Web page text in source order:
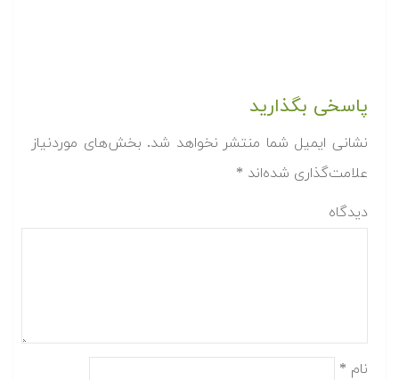
پاسخی بگذارید
نشانی ایمیل شما منتشر نخواهد شد. بخش‌های موردنیاز
علامت‌گذاری شده‌اند *
دیدگاه
نام *